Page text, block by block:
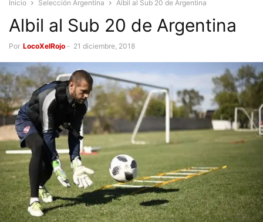
Inicio Selección Argentina Albil al Sub 20 de Argentina
Albil al Sub 20 de Argentina
Por LocoXelRojo - 21 diciembre, 2018